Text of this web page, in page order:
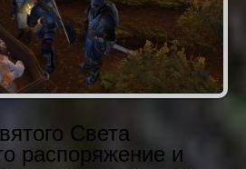
Света
распоряжение и